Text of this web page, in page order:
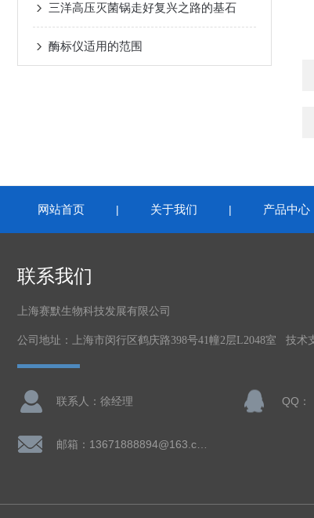
三洋高压灭菌锅走好复兴之路的基石
酶标仪适用的范围
网站首页 | 关于我们 | 产品中心
联系我们
上海赛默生物科技发展有限公司
公司地址：上海市闵行区鹤庆路398号41幢2层L2048室 技术
联系人：徐经理 QQ：